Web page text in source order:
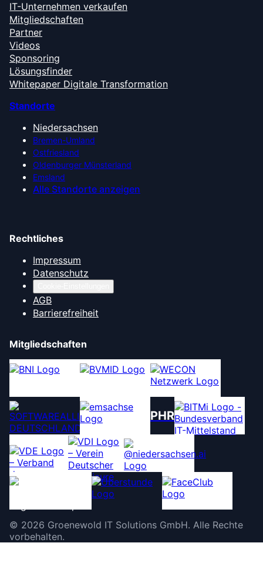
IT-Unternehmen verkaufen
Mitgliedschaften
Partner
Videos
Sponsoring
Lösungsfinder
Whitepaper Digitale Transformation
Standorte
Niedersachsen
Bremen-Umland
Ostfriesland
Oldenburger Münsterland
Emsland
Alle Standorte anzeigen
Rechtliches
Impressum
Datenschutz
AGB
Barrierefreiheit
Mitgliedschaften
PHR
© 2026 Groenewold IT Solutions GmbH. Alle Rechte
vorbehalten.